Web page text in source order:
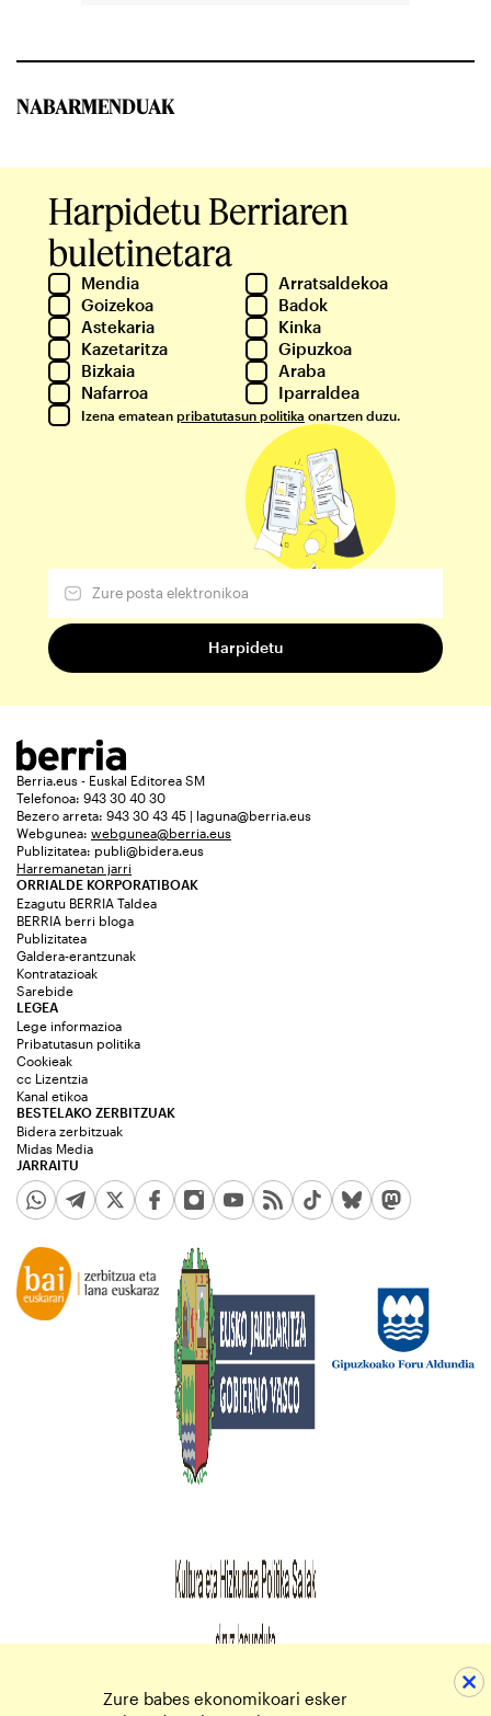
NABARMENDUAK
Harpidetu Berriaren
buletinetara
Mendia
Arratsaldekoa
Goizekoa
Badok
Astekaria
Kinka
Kazetaritza
Gipuzkoa
Bizkaia
Araba
Nafarroa
Iparraldea
Izena ematean pribatutasun politika onartzen duzu.
Berria.eus - Euskal Editorea SM
Telefonoa: 943 30 40 30
Bezero arreta: 943 30 43 45 | laguna@berria.eus
Webgunea: webgunea@berria.eus
Publizitatea: publi@bidera.eus
Harremanetan jarri
ORRIALDE KORPORATIBOAK
Ezagutu BERRIA Taldea
BERRIA berri bloga
Publizitatea
Galdera-erantzunak
Kontratazioak
Sarebide
JARRAITU
LEGEA
Lege informazioa
Pribatutasun politika
Cookieak
cc Lizentzia
Kanal etikoa
BESTELAKO ZERBITZUAK
Bidera zerbitzuak
Midas Media
Zure babes ekonomikoari esker